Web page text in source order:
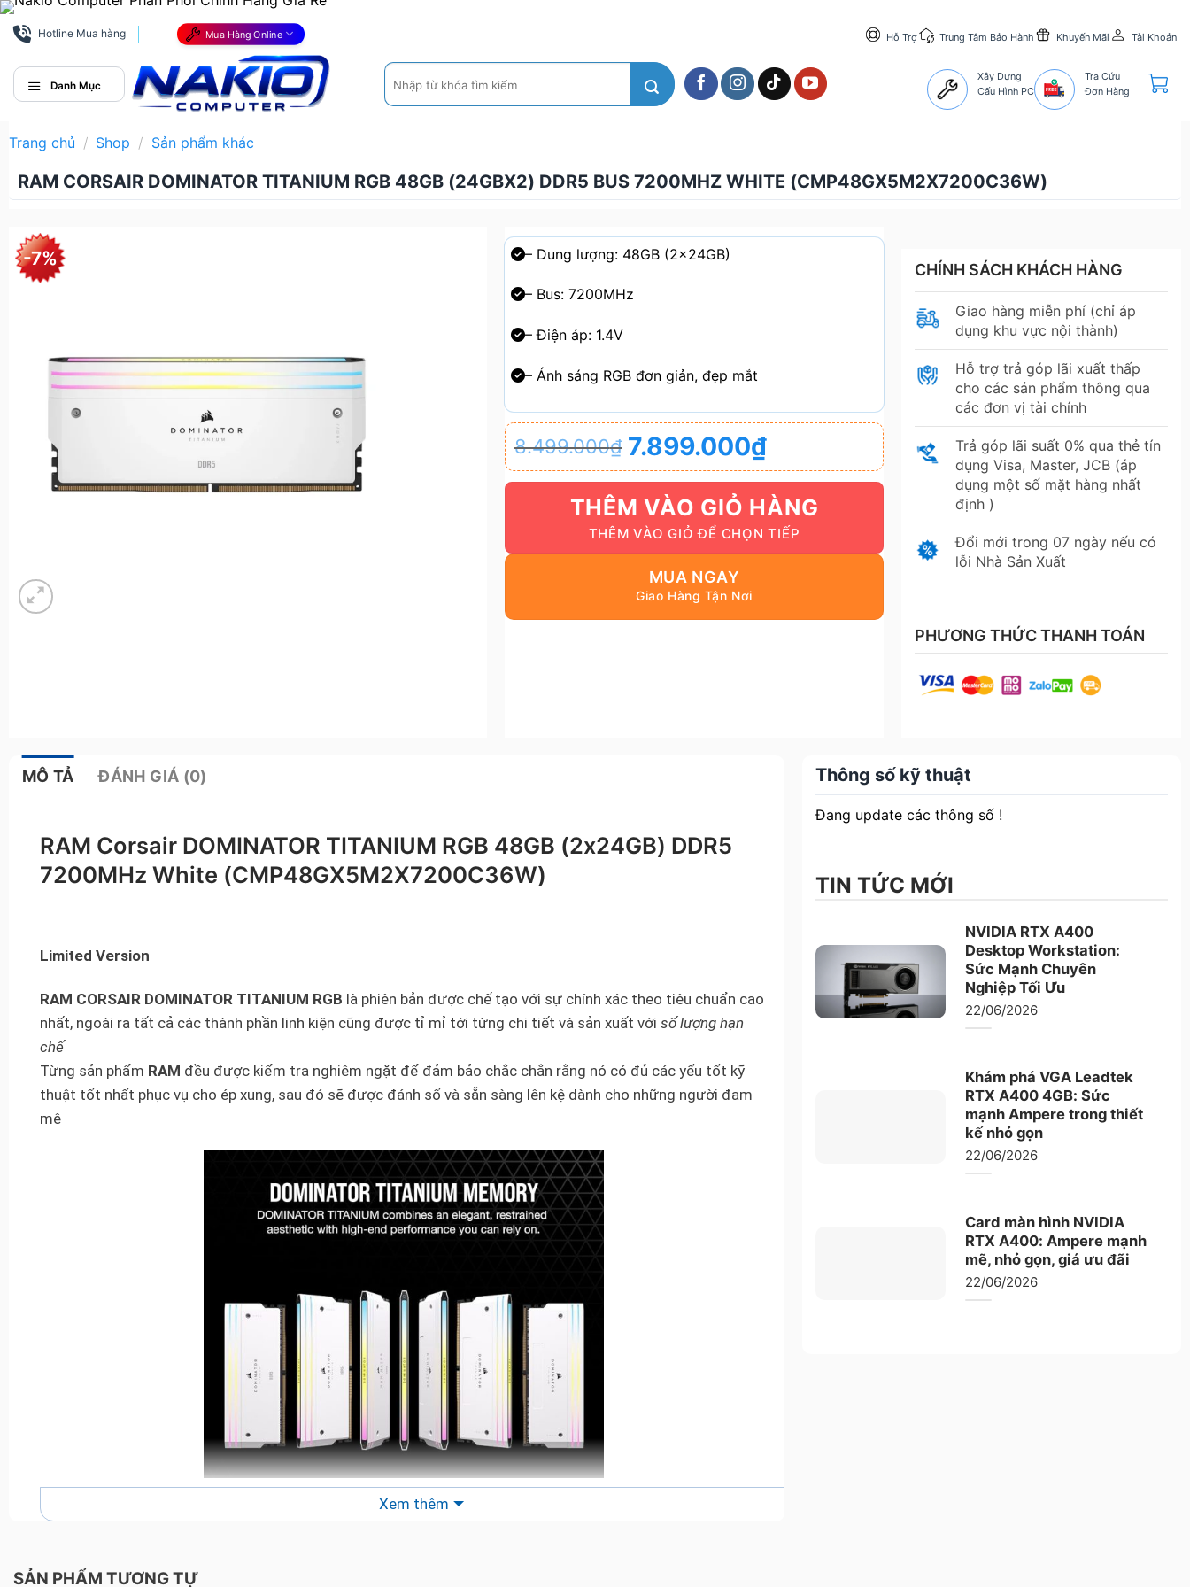
NhậnKhuyến Mãi
Đăng ký ngay · Ưu đãi giới hạn
Thông tin của bạn được bảo mật
Bỏ
qua
dung
Hotline Mua hàng Mua Hàng Online Hỗ Trợ Trung Tâm Bảo Hành Khuyến Mãi Tài Khoản
Danh Mục
Tìm
kiếm:
Xây Dựng
Cấu Hình PC
Tra Cứu
Đơn Hàng
Trang chủ / Shop / Sản phẩm khác
RAM CORSAIR DOMINATOR TITANIUM RGB 48GB (24GBX2) DDR5 BUS 7200MHZ WHITE (CMP48GX5M2X7200C36W)
-7% – Dung lượng: 48GB (2x24GB)
– Bus: 7200MHz
– Điện áp: 1.4V
– Ánh sáng RGB đơn giản, đẹp mắt
8.499.000₫
Giá
gốc
là:
8.499.000₫.
7.899.000₫
Giá
hiện
tại
7.899.000₫.
THÊM VÀO GIỎ HÀNG
MUA NGAY
CHÍNH SÁCH KHÁCH HÀNG
Giao hàng miễn phí (chỉ áp
dụng khu vực nội thành)
Hỗ trợ trả góp lãi xuất thấp
cho các sản phẩm thông qua
các đơn vị tài chính
Trả góp lãi suất 0% qua thẻ tín
dụng Visa, Master, JCB (áp
dụng một số mặt hàng nhất
định )
Đổi mới trong 07 ngày nếu có
lỗi Nhà Sản Xuất
PHƯƠNG THỨC THANH TOÁN
MÔ TẢ ĐÁNH GIÁ (0)
RAM Corsair DOMINATOR TITANIUM RGB 48GB (2x24GB) DDR5
7200MHz White (CMP48GX5M2X7200C36W)
Limited Version
RAM CORSAIR DOMINATOR TITANIUM RGB là phiên bản được chế tạo với sự chính xác theo tiêu chuẩn cao
nhất, ngoài ra tất cả các thành phần linh kiện cũng được tỉ mỉ tới từng chi tiết và sản xuất với số lượng hạn
chế
Từng sản phẩm RAM đều được kiểm tra nghiêm ngặt để đảm bảo chắc chắn rằng nó có đủ các yếu tốt kỹ
thuật tốt nhất phục vụ cho ép xung, sau đó sẽ được đánh số và sẵn sàng lên kệ dành cho những người đam
mê
Thiết kế tinh tế vượt trội
Xem thêm
Thông số kỹ thuật
Đang update các thông số !
TIN TỨC MỚI
NVIDIA RTX A400
Desktop Workstation:
Sức Mạnh Chuyên
Nghiệp Tối Ưu
22/06/2026
Khám phá VGA Leadtek
RTX A400 4GB: Sức
mạnh Ampere trong thiết
kế nhỏ gọn
22/06/2026
Card màn hình NVIDIA
RTX A400: Ampere mạnh
mẽ, nhỏ gọn, giá ưu đãi
22/06/2026
SẢN PHẨM TƯƠNG TỰ